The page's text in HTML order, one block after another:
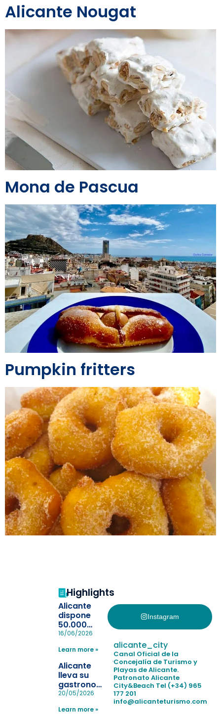
Alicante Nougat
Mona de Pascua
Pumpkin fritters
Highlights
Alicante
dispone
50.000
pulseras
la
pérdida de niños
en las
playas y
realiza con
éxito un
simulacro de socorrismo
16/06/2026
Learn more »
Alicante
lleva su
gastronomía
a Madrid
reforzar el
20/05/2026
Learn more »
Instagram
alicante_city
Canal Oficial de la
Concejalía de Turismo y
Playas de Alicante.
Patronato Alicante
City&Beach Tel (+34) 965
177 201
info@alicanteturismo.com